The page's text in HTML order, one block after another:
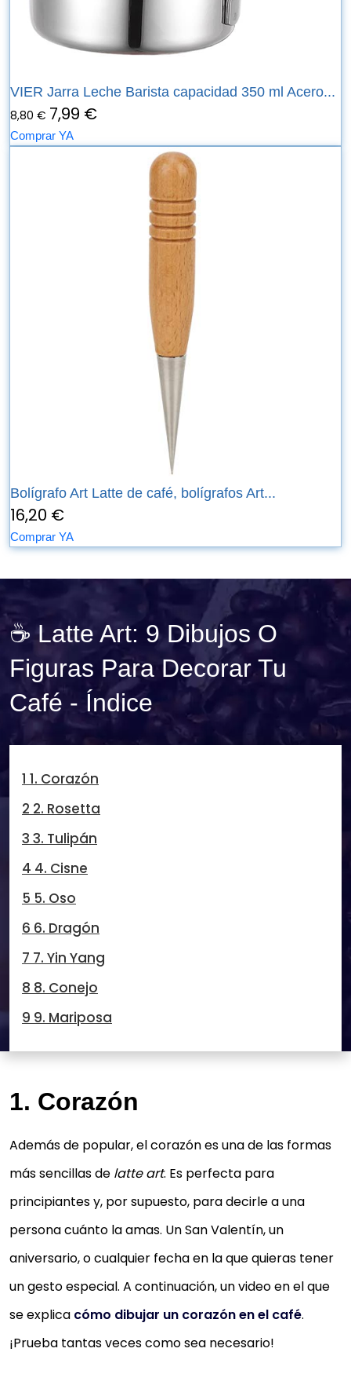
VIER Jarra Leche Barista capacidad 350 ml Acero...
8,80 € 7,99 €
Comprar YA
Bolígrafo Art Latte de café, bolígrafos Art...
16,20 €
Comprar YA
☕ Latte Art: 9 Dibujos O
Figuras Para Decorar Tu
Café - Índice
1 1. Corazón
2 2. Rosetta
3 3. Tulipán
4 4. Cisne
5 5. Oso
6 6. Dragón
7 7. Yin Yang
8 8. Conejo
9 9. Mariposa
1. Corazón
Además de popular, el corazón es una de las formas
más sencillas de latte art. Es perfecta para
principiantes y, por supuesto, para decirle a una
persona cuánto la amas. Un San Valentín, un
aniversario, o cualquier fecha en la que quieras tener
un gesto especial. A continuación, un video en el que
se explica cómo dibujar un corazón en el café.
¡Prueba tantas veces como sea necesario!